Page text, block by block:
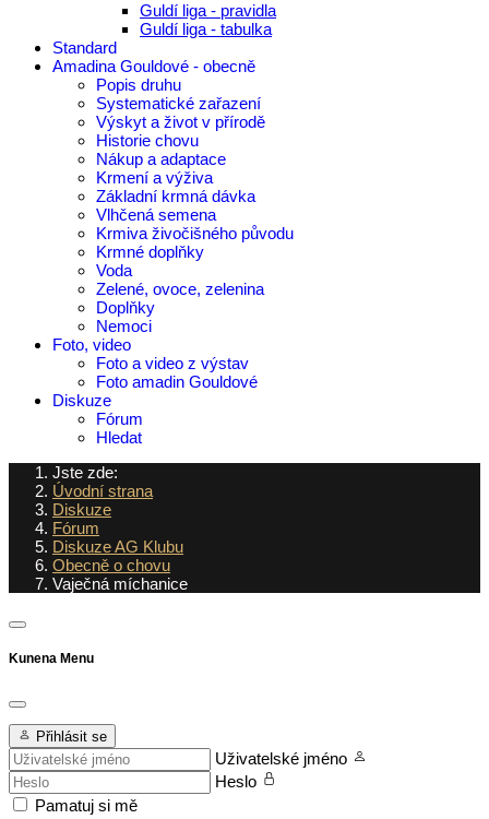
Guldí liga - pravidla
Guldí liga - tabulka
Standard
Amadina Gouldové - obecně
Popis druhu
Systematické zařazení
Výskyt a život v přírodě
Historie chovu
Nákup a adaptace
Krmení a výživa
Základní krmná dávka
Vlhčená semena
Krmiva živočišného původu
Krmné doplňky
Voda
Zelené, ovoce, zelenina
Doplňky
Nemoci
Foto, video
Foto a video z výstav
Foto amadin Gouldové
Diskuze
Fórum
Hledat
Jste zde:
Úvodní strana
Diskuze
Fórum
Diskuze AG Klubu
Obecně o chovu
Vaječná míchanice
Kunena Menu
Přihlásit se
Uživatelské jméno
Heslo
Pamatuj si mě